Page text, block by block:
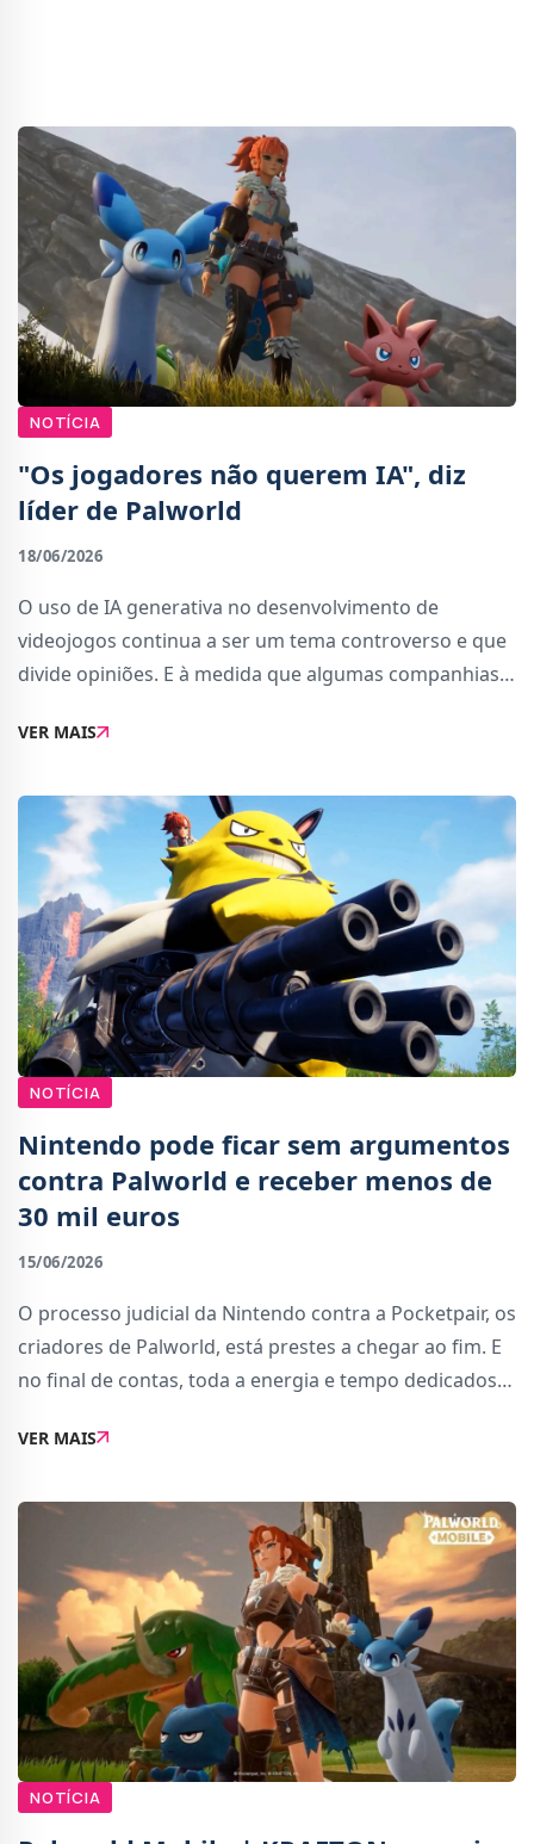
NOTÍCIA
"Os jogadores não querem IA", diz
líder de Palworld
18/06/2026
O uso de IA generativa no desenvolvimento de
videojogos continua a ser um tema controverso e que
divide opiniões. E à medida que algumas companhias
novo Crazy Taxi da Sega), outras, como a Pocketpa
VER MAIS
NOTÍCIA
Nintendo pode ficar sem argumentos
contra Palworld e receber menos de
30 mil euros
15/06/2026
O processo judicial da Nintendo contra a Pocketpair, os
criadores de Palworld, está prestes a chegar ao fim. E
no final de contas, toda a energia e tempo dedicados
inferior a 30 mil euros.Segundo in
VER MAIS
NOTÍCIA